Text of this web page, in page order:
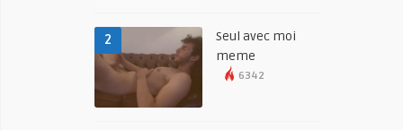
2
Seul avec moi
meme
6342